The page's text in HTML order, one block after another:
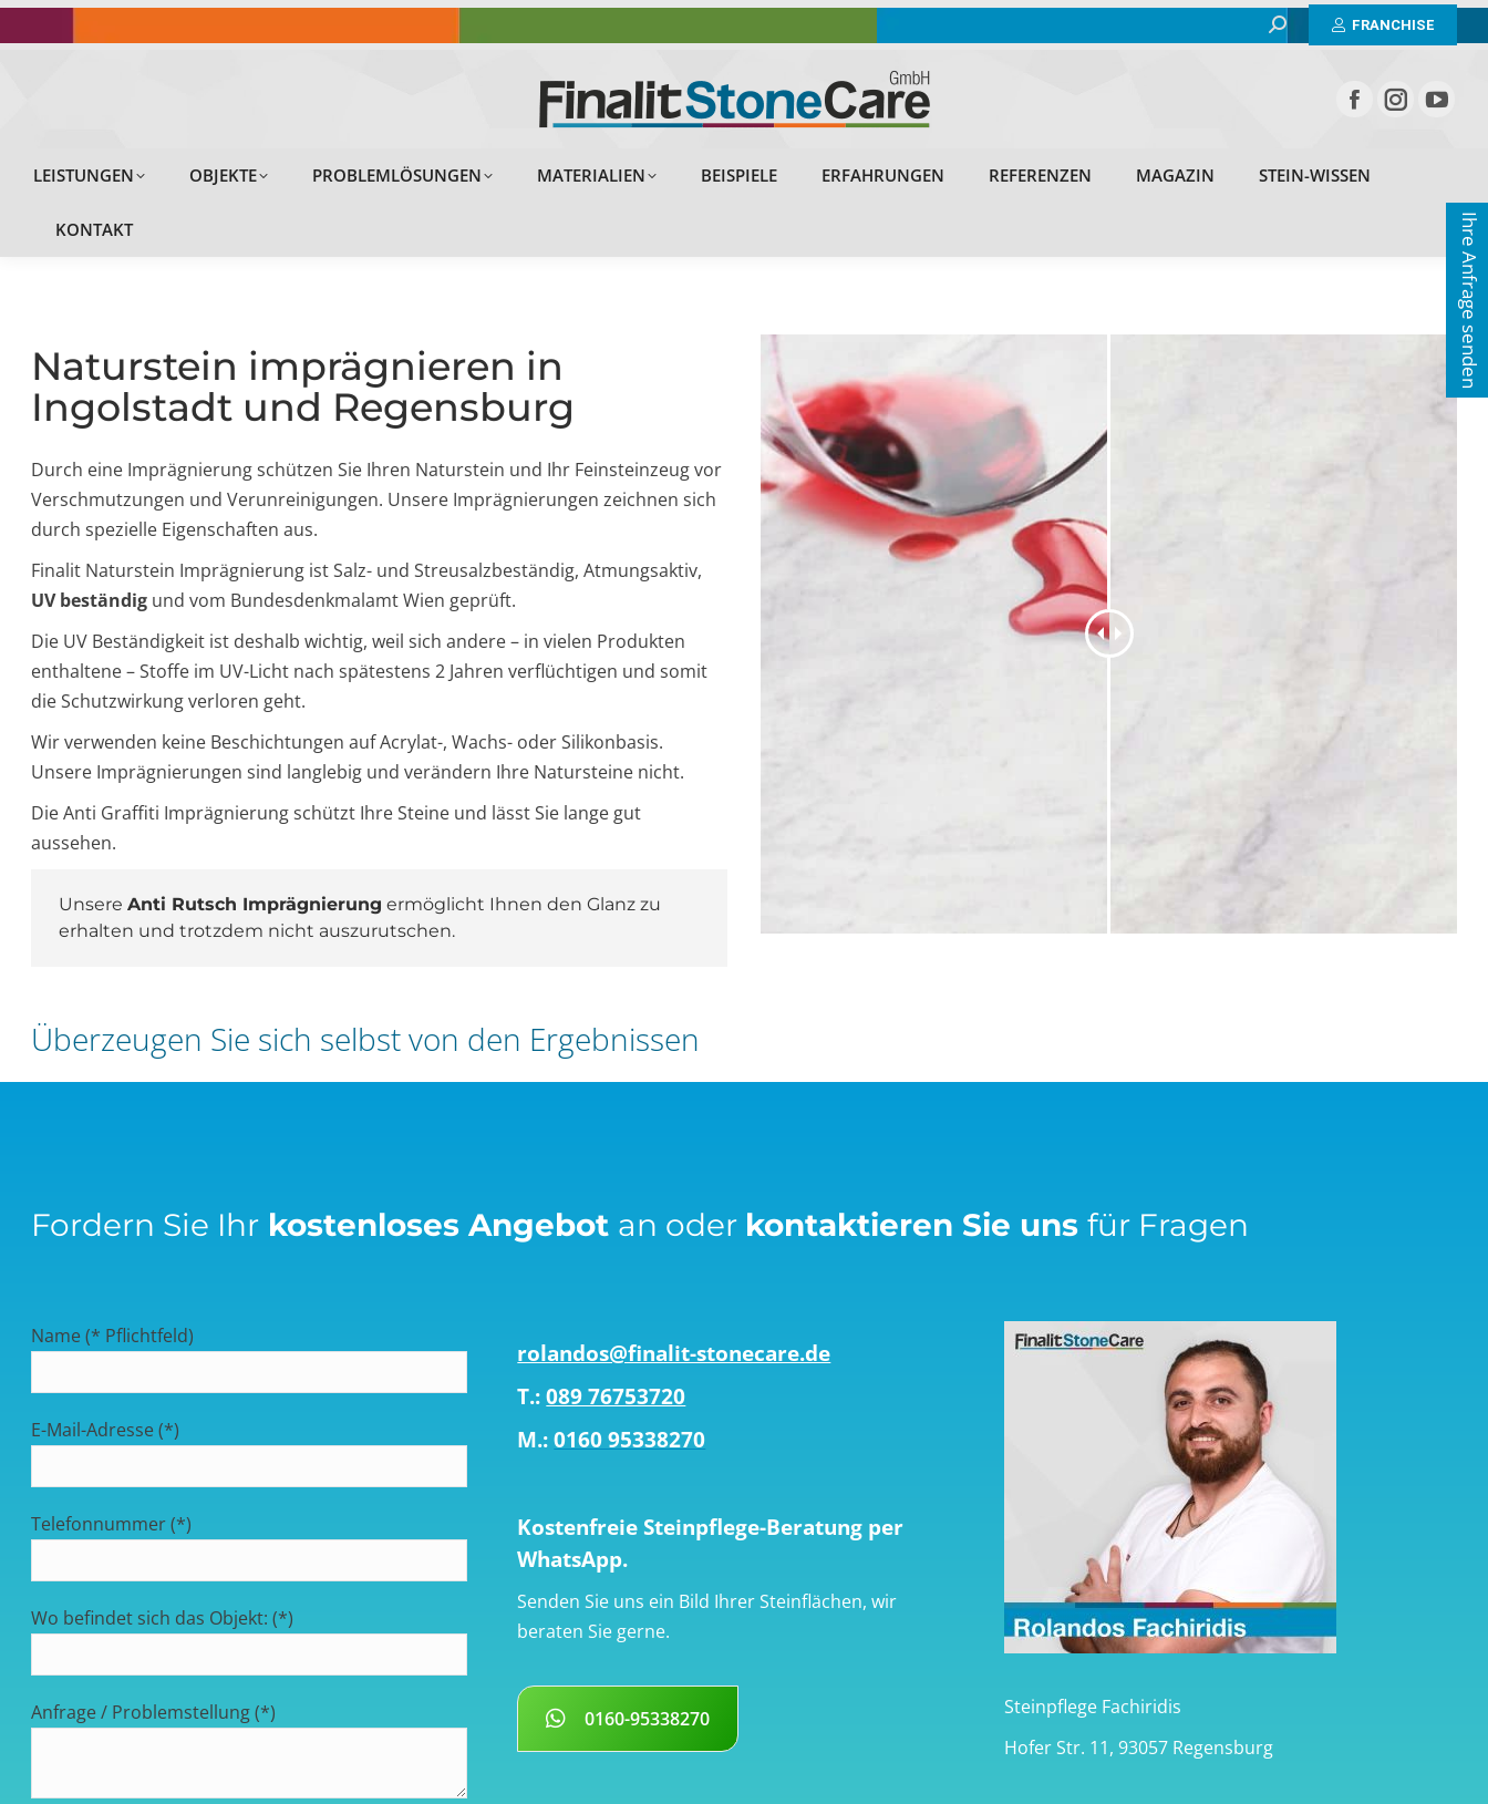
Search: FRANCHISE
LEISTUNGEN OBJEKTE PROBLEMLÖSUNGEN MATERIALIEN BEISPIELE ERFAHRUNGEN REFERENZEN MAGAZIN STEIN-WISSEN
KONTAKT
Naturstein imprägnieren in
Ingolstadt und Regensburg
Durch eine Imprägnierung schützen Sie Ihren Naturstein und Ihr Feinsteinzeug vor
Verschmutzungen und Verunreinigungen. Unsere Imprägnierungen zeichnen sich
durch spezielle Eigenschaften aus.
Finalit Naturstein Imprägnierung ist Salz- und Streusalzbeständig, Atmungsaktiv,
UV beständig und vom Bundesdenkmalamt Wien geprüft.
Die UV Beständigkeit ist deshalb wichtig, weil sich andere – in vielen Produkten
enthaltene – Stoffe im UV-Licht nach spätestens 2 Jahren verflüchtigen und somit
die Schutzwirkung verloren geht.
Wir verwenden keine Beschichtungen auf Acrylat-, Wachs- oder Silikonbasis.
Unsere Imprägnierungen sind langlebig und verändern Ihre Natursteine nicht.
Die Anti Graffiti Imprägnierung schützt Ihre Steine und lässt Sie lange gut
aussehen.
Unsere Anti Rutsch Imprägnierung ermöglicht Ihnen den Glanz zu
erhalten und trotzdem nicht auszurutschen.
Überzeugen Sie sich selbst von den Ergebnissen
Fordern Sie Ihr kostenloses Angebot an oder kontaktieren Sie uns für Fragen
Name (* Pflichtfeld)
E-Mail-Adresse (*)
Telefonnummer (*)
Wo befindet sich das Objekt: (*)
Anfrage / Problemstellung (*)
rolandos@finalit-stonecare.de
T.:089 76753720
M.:0160 95338270
Kostenfreie Steinpflege-Beratung per
WhatsApp.
Senden Sie uns ein Bild Ihrer Steinflächen, wir
beraten Sie gerne.
0160-95338270
Steinpflege Fachiridis
Hofer Str. 11, 93057 Regensburg
Ihre Anfrage senden
ERFAHRUNGEN REFERENZEN